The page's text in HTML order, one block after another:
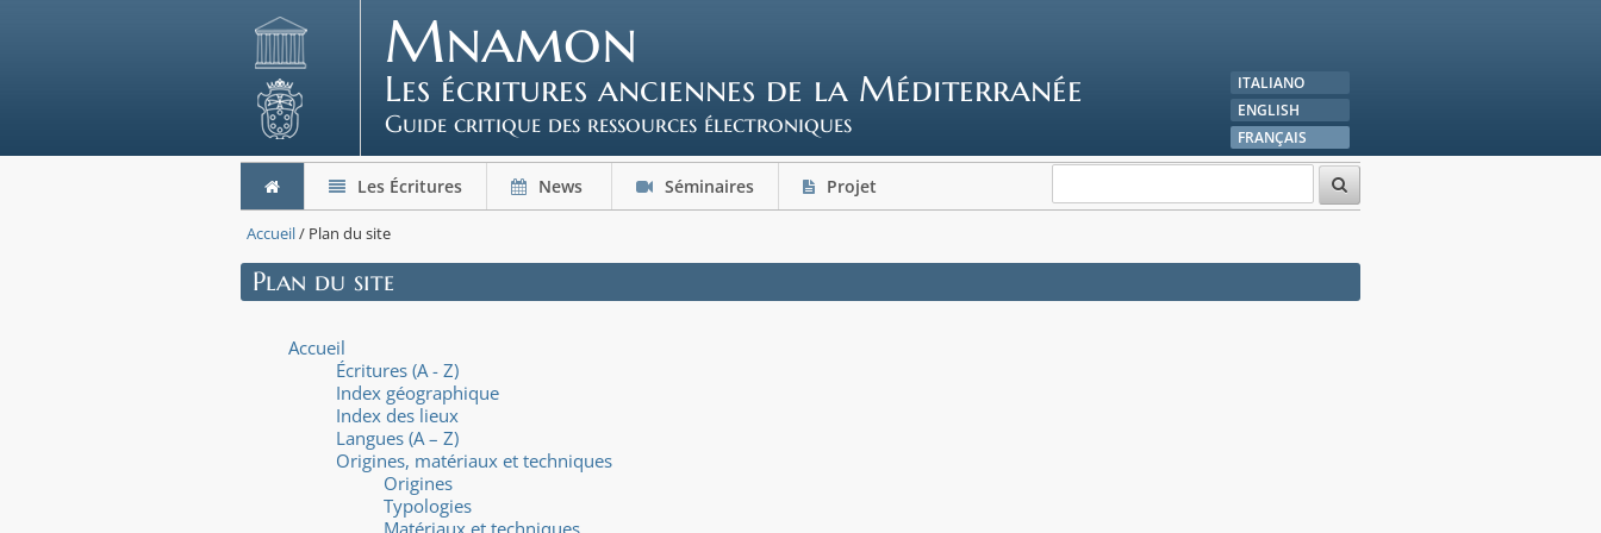
Mnamon
Les écritures anciennes de la Méditerranée
Guide critique des ressources électroniques
ITALIANO
ENGLISH
FRANÇAIS
Les Écritures News Séminaires Projet
Accueil/ Plan du site
Plan du site
Accueil
Écritures (A - Z)
Index géographique
Index des lieux
Langues (A – Z)
Origines, matériaux et techniques
Origines
Typologies
Matériaux et techniques